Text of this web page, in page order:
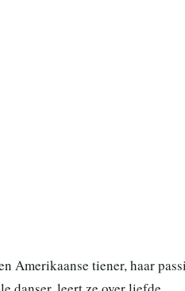
Amerikaanse tiener, haar